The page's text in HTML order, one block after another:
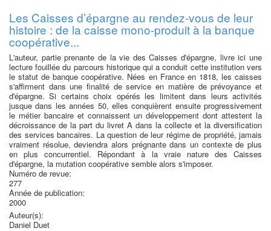
Les Caisses d’épargne au rendez-vous de leur
histoire : de la caisse mono-produit à la banque
coopérative...
L'auteur, partie prenante de la vie des Caisses d'épargne, livre ici une
lecture fouillée du parcours historique qui a conduit cette institution vers
le statut de banque coopérative. Nées en France en 1818, les caisses
s'affirment dans une finalité de service en matière de prévoyance et
d'épargne. Si certains choix opérés les limitent dans leurs activités
jusque dans les années 50, elles conquièrent ensuite progressivement
le métier bancaire et connaissent un développement dont attestent la
décroissance de la part du livret A dans la collecte et la diversification
des services bancaires. La question de leur régime de propriété, jamais
vraiment résolue, deviendra alors prégnante dans un contexte de plus
en plus concurrentiel. Répondant à la vraie nature des Caisses
d'épargne, la mutation coopérative semble alors s'imposer.
Numéro de revue:
277
Année de publication:
2000
Auteur(s):
Daniel Duet